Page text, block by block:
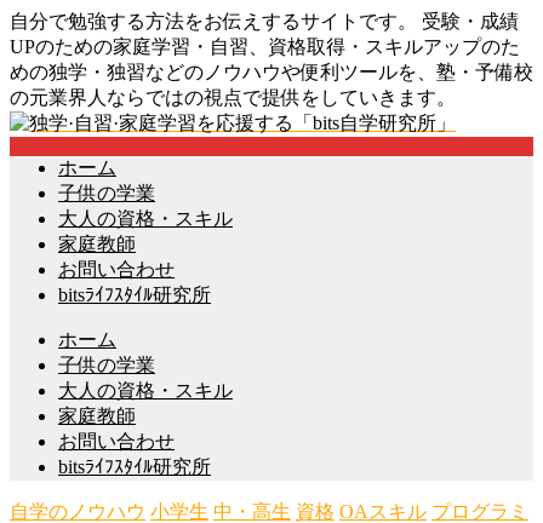
自分で勉強する方法をお伝えするサイトです。 受験・成績
UPのための家庭学習・自習、資格取得・スキルアップのた
めの独学・独習などのノウハウや便利ツールを、塾・予備校
の元業界人ならではの視点で提供をしていきます。
ホーム
子供の学業
大人の資格・スキル
家庭教師
お問い合わせ
bitsﾗｲﾌｽﾀｲﾙ研究所
ホーム
子供の学業
大人の資格・スキル
家庭教師
お問い合わせ
bitsﾗｲﾌｽﾀｲﾙ研究所
自学のノウハウ 小学生 中・高生 資格 OAスキル プログラミ